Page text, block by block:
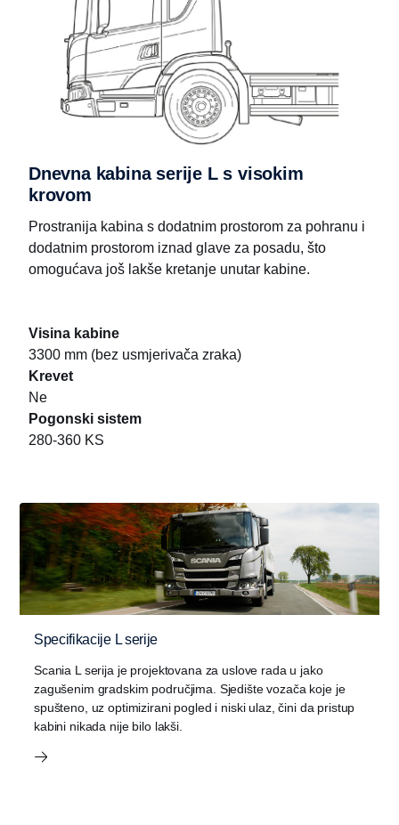
Dnevna kabina serije L s visokim
krovom
Prostranija kabina s dodatnim prostorom za pohranu i
dodatnim prostorom iznad glave za posadu, što
omogućava još lakše kretanje unutar kabine.
Visina kabine
3300 mm (bez usmjerivača zraka)
Krevet
Ne
Pogonski sistem
280-360 KS
Specifikacije L serije
Scania L serija je projektovana za uslove rada u jako
zagušenim gradskim područjima. Sjedište vozača koje je
spušteno, uz optimizirani pogled i niski ulaz, čini da pristup
kabini nikada nije bilo lakši.